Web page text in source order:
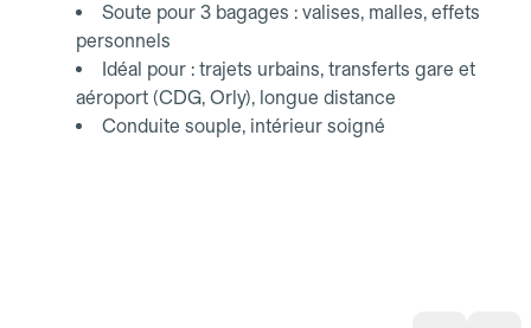
Soute pour 3 bagages : valises, malles, effets
personnels
Idéal pour : trajets urbains, transferts gare et
aéroport (CDG, Orly), longue distance
Conduite souple, intérieur soigné